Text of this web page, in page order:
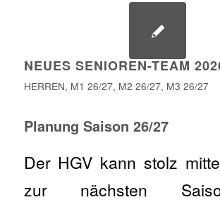
NEUES SENIOREN-TEAM
HERREN, M1 26/27, M2 26/27, M3 26/27
Planung Saison 26/27
Der HGV kann stolz
zur nächsten